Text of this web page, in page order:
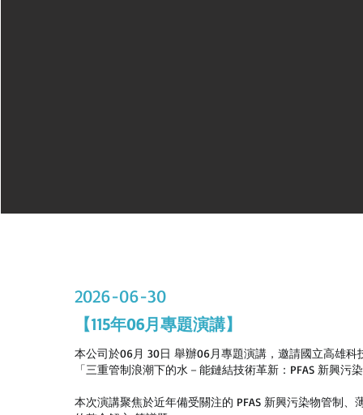
【115年06月專題演講】
本公司於06月 30日 舉辦06月專題演講，邀請國立高雄
「三重管制浪潮下的水－能鏈結技術革新：PFAS 新興
本次演講聚焦於近年備受關注的 PFAS 新興污染物管制、
2026-06-30